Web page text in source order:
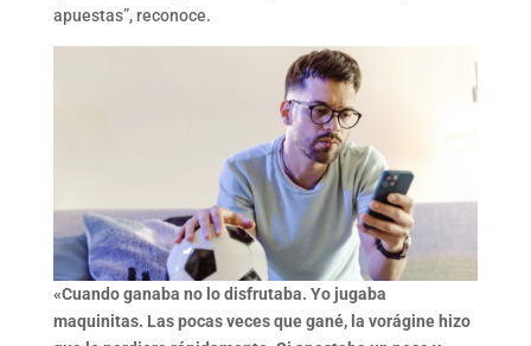
apuestas”, reconoce.
«Cuando ganaba no lo disfrutaba. Yo jugaba
maquinitas. Las pocas veces que gané, la vorágine hizo